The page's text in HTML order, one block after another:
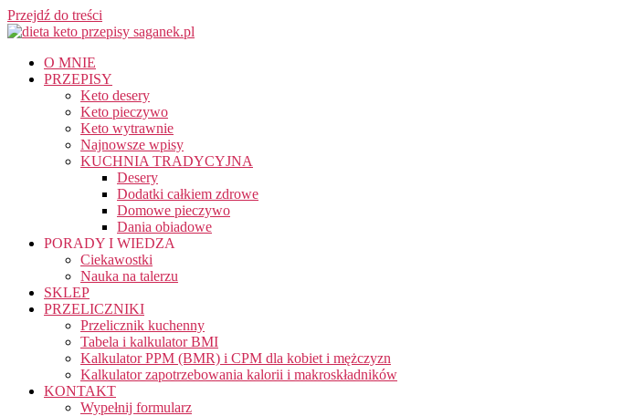
Przejdź do treści
O MNIE
PRZEPISY
Keto desery
Keto pieczywo
Keto wytrawnie
Najnowsze wpisy
KUCHNIA TRADYCYJNA
Desery
Dodatki całkiem zdrowe
Domowe pieczywo
Dania obiadowe
PORADY I WIEDZA
Ciekawostki
Nauka na talerzu
SKLEP
PRZELICZNIKI
Przelicznik kuchenny
Tabela i kalkulator BMI
Kalkulator PPM (BMR) i CPM dla kobiet i mężczyzn
Kalkulator zapotrzebowania kalorii i makroskładników
KONTAKT
Wypełnij formularz